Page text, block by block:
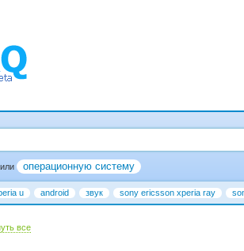
или операционную систему
u android звук sony ericsson xperia ray
все